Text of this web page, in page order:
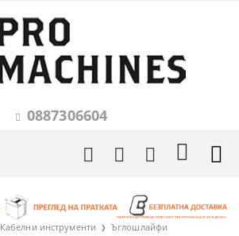
0887306604
Кабелни инструменти Ъглошлайфи